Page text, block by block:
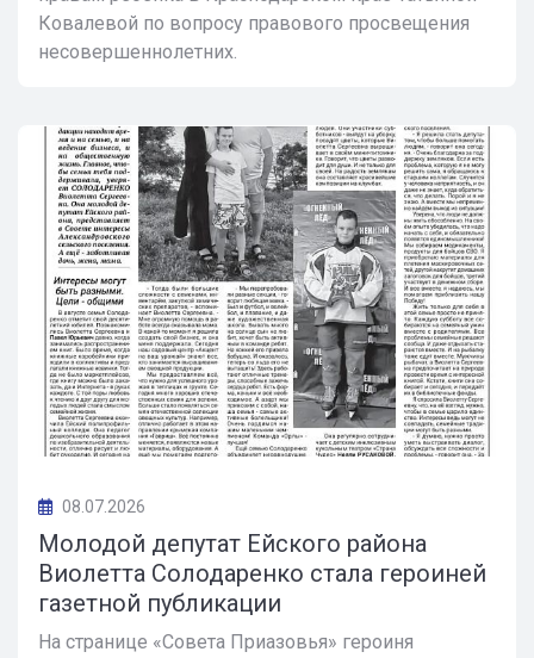
Ковалевой по вопросу правового просвещения
несовершеннолетних.
08.07.2026
Молодой депутат Ейского района
Виолетта Солодаренко стала героиней
газетной публикации
На странице «Совета Приазовья» героиня